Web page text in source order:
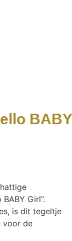
BABY
Girl”.
is dit tegeltje
voor de